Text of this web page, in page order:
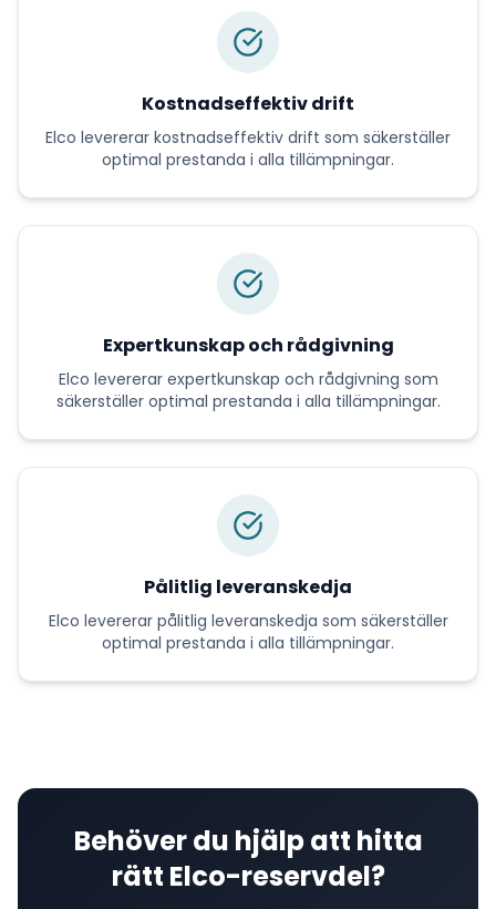
Kostnadseffektiv drift
Elco levererar kostnadseffektiv drift som säkerställer
optimal prestanda i alla tillämpningar.
Expertkunskap och rådgivning
Elco levererar expertkunskap och rådgivning som
säkerställer optimal prestanda i alla tillämpningar.
Pålitlig leveranskedja
Elco levererar pålitlig leveranskedja som säkerställer
optimal prestanda i alla tillämpningar.
Behöver du hjälp att hitta
rätt Elco-reservdel?